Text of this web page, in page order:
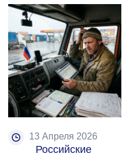
13 Апреля 2026
Российские